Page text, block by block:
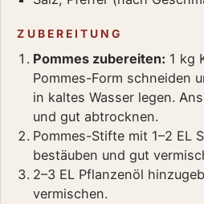
ZUBEREITUNG
Pommes zubereiten: 1 kg
Pommes-Form schneiden
in kaltes Wasser legen.
und gut abtrocknen.
Pommes-Stifte mit 1–2 EL
bestäuben und gut
2–3 EL Pflanzenöl
vermischen.